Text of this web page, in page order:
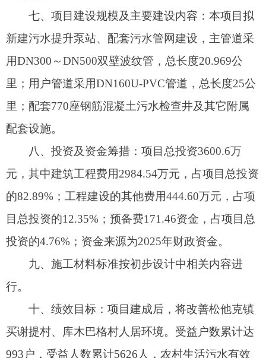
目总投资的12.35%；预备费171.46资金，占项目总
行。
十、绩效目标：项目建成后，将改善松他克镇
买谢提村、库木巴格村人居环境。受益户数累计达
993户，受益人数累计5626人，农村生活污水有效
批准的内容进行设计，满足国家和自治区有关技
术、安全、节能、环保等要求。
十二、请你单位加强 项目监管，建设单位要按
照初步设计批复的
内容、建设规模和标准组织实施
任单位和责任人，确保工程质量。
任何理由擅自更改项目 建设规模和投资，防止形成
新的政府债务。阿图什市
2025年4月25日